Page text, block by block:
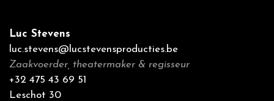
Luc Stevens
luc.stevens@lucstevensproducties.be
Zaakvoerder, theatermaker & regisseur
+32 475 43 69 51
Leschot 30